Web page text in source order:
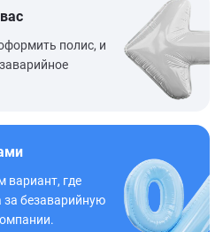
полис, и
вариант, где
за безаварийную